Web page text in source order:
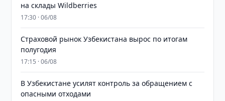
на склады Wildberries
17:30 · 06/08
Страховой рынок Узбекистана вырос по итогам
полугодия
17:15 · 06/08
В Узбекистане усилят контроль за обращением с
опасными отходами